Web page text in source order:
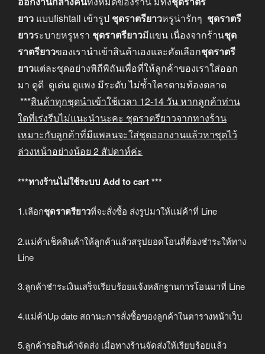
ยาว แบบfishtail เข้ารูป ชุดราตรียาวหรูน่ารักๆ ชุดราตรี
ยาวระบายหรูหรา ชุดราตรียาวมีแขน เนื่องจากร้านชุด
ราตรียาวของเรานำเข้าสินค้าเองและคัดเลือกชุดราตรี
ยาวแต่ละชุดอย่างพิถีพิถันเพื่อที่ให้ลูกค้าของเราใส่ออก
มา ดูดี ดูเด่น ดูแพง มีระดับ ไม่ซ้ำใครตามท้องตลาด
***สินค้าทุกชุดนำเข้าใช้เวลา 12-14 วัน หากลูกค้าท่าน
ใดที่เร่งรีบไม่แนะนำนะคะ ชุดราตรียาวจากทางร้าน
เหมาะกับลูกค้าที่มีแพลนจะใส่ชุดออกงานแล้วหาชุดไว้
ล่วงหน้าอย่างน้อย 2 สัปดาห์ค่ะ
***ทางร้านไม่ใช้ระบบ Add to cart ***
1.เลือกชุดราตรียาวที่จะสั่งซื้อ ส่งรูปมาให้แม่ค้าที่ Line
2.แม่ค้าเช็คสินค้าให้ลูกค้าแล้วสรุปยอดโอนที่ต้องชำระให้ทาง
Line
3.ลูกค้าชำระเงินเสร็จเรียบร้อยแจ้งหลักฐานการโอนมาที่ Line
4.แม่ค้าUp date สถานะการสั่งซื้อของลูกค้าในตารางหน้าเว็บ
5.ลูกค้ารอสินค้าจัดส่ง เมื่อทางร้านจัดส่งให้เรียบร้อยแล้ว